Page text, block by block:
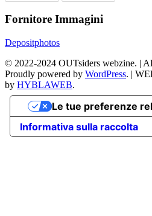
Fornitore Immagini
Depositphotos
© 2022-2024 OUTsiders webzine. |
Proudly powered by WordPress. |
by HYBLAWEB.
Informativa sulla raccolta
Le tue preferenze